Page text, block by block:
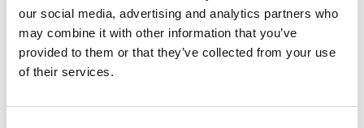
our social media, advertising and analytics partners who
may combine it with other information that you’ve
provided to them or that they’ve collected from your use
of their services.
Daftö resort. Deras vedeldade bryggbastu bjuder på
utsikt över Daftös vackra skärgård. Här njuter av en
varm bastu kombinerat med ett kallt vinterbad – ett
och kära och låt er njuta av värme, hav och en vacker